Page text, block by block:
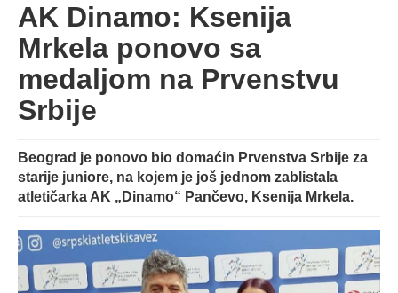
AK Dinamo: Ksenija
Mrkela ponovo sa
medaljom na Prvenstvu
Srbije
Beograd je ponovo bio domaćin Prvenstva Srbije za
starije juniore, na kojem je još jednom zablistala
atletičarka AK „Dinamo“ Pančevo, Ksenija Mrkela.